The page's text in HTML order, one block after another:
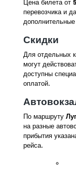
Цена билета от
перевозчика и
Скидки
Для отдельных
могут
доступны
оплатой.
По маршруту
на разные
прибытия
рейса.